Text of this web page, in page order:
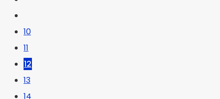
10
11
12
13
14